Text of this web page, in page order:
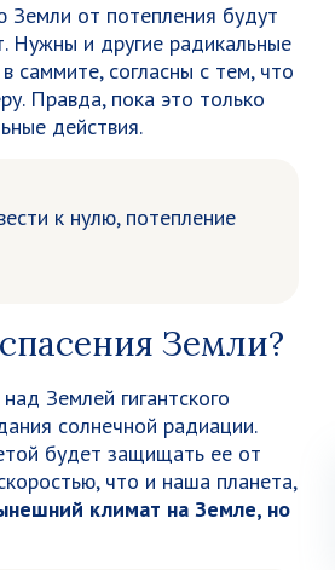
Земли от потепления будут
Нужны и другие радикальные
саммите, согласны с тем, что
Правда, пока это только
действия.
к нулю, потепление
Земли?
Землей гигантского
солнечной радиации.
будет защищать ее от
что и наша планета,
климат на Земле, но